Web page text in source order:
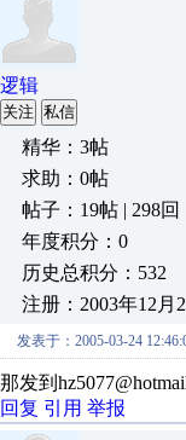
逻辑
关注 私信
精华：3帖
求助：0帖
帖子：19帖 | 298回
年度积分：0
历史总积分：532
注册：2003年12月
发表于：2005-03-24
那发到
回复 引用 举报